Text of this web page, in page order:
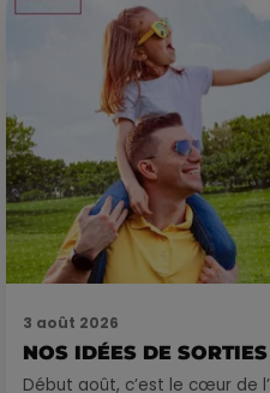
3 août 2026
NOS IDÉES DE
Début août, c’est le cœur de